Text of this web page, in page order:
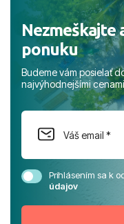
Nezmeškajte
ponuku
Budeme vám posielať
najvýhodnejšími
Prihlásením sa k
údajov